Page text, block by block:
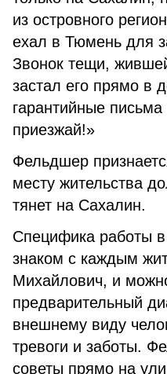
из островного
ехал в Тюмень для
Звонок тещи,
застал его прямо в
гарантийные письма
приезжай!»
Фельдшер
месту жительства
тянет на Сахалин.
Специфика работы в
знаком с каждым
Михайлович, и
предварительный
внешнему виду
тревоги и заботы.
советы прямо на